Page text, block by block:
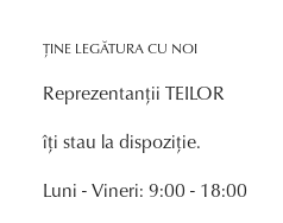
ȚINE LEGĂTURA CU NOI
Reprezentanții TEILOR
îți stau la dispoziție.
Luni - Vineri: 9:00 - 18:00